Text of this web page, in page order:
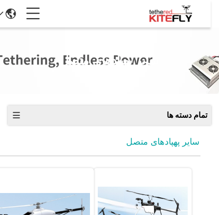
سایر پهپادهای متصل
تمام دسته ها
سایر پهپادهای متصل